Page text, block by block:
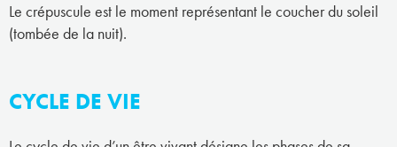
Le crépuscule est le moment représentant le coucher du soleil
(tombée de la nuit).
CYCLE DE VIE